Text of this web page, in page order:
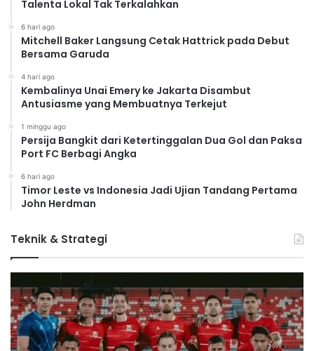
Talenta Lokal Tak Terkalahkan
6 hari ago
Mitchell Baker Langsung Cetak Hattrick pada Debut
Bersama Garuda
4 hari ago
Kembalinya Unai Emery ke Jakarta Disambut
Antusiasme yang Membuatnya Terkejut
1 minggu ago
Persija Bangkit dari Ketertinggalan Dua Gol dan Paksa
Port FC Berbagi Angka
6 hari ago
Timor Leste vs Indonesia Jadi Ujian Tandang Pertama
John Herdman
Teknik & Strategi